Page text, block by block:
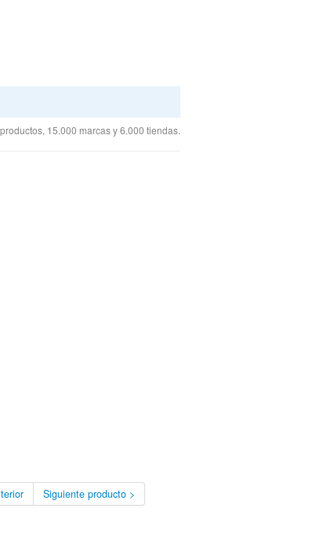
15.000 marcas y 6.000 tiendas.
Siguiente producto >